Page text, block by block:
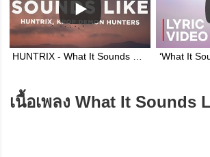
HUNTRIX - What It Sounds Like (Lyrics) KPop Demon Hunters
เนื้อเพลง What It Sounds